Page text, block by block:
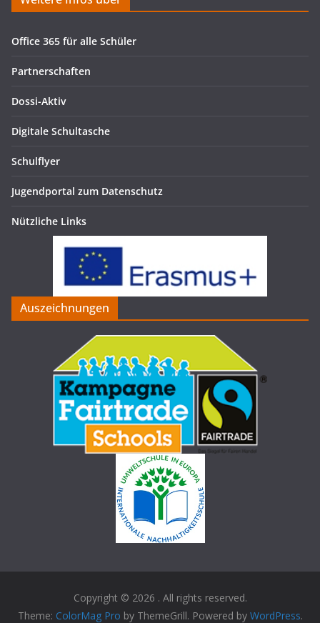
Office 365 für alle Schüler
Partnerschaften
Dossi-Aktiv
Digitale Schultasche
Schulflyer
Jugendportal zum Datenschutz
Nützliche Links
Auszeichnungen
Copyright © 2026 . All rights reserved.
Theme: ColorMag Pro by ThemeGrill. Powered by WordPress.